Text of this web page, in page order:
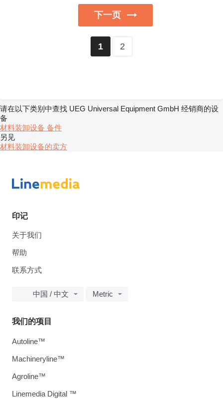
下一页
1 2
请在以下类别中查找 UEG Universal Equipment GmbH 经销商的设
备
材料装卸设备 备件
另见
材料装卸设备的卖方
印记
关于我们
帮助
联系方式
中国 / 中文 Metric
我们的项目
Autoline™
Machineryline™
Agroline™
Linemedia Digital ™